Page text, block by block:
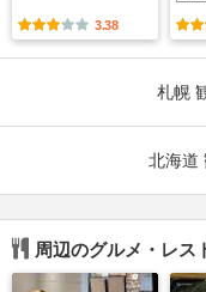
3.38
札幌
北海道
周辺のグルメ・レス